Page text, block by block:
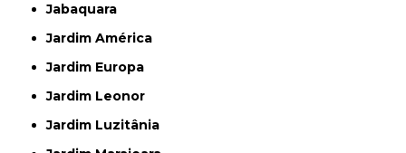
Jabaquara
Jardim América
Jardim Europa
Jardim Leonor
Jardim Luzitânia